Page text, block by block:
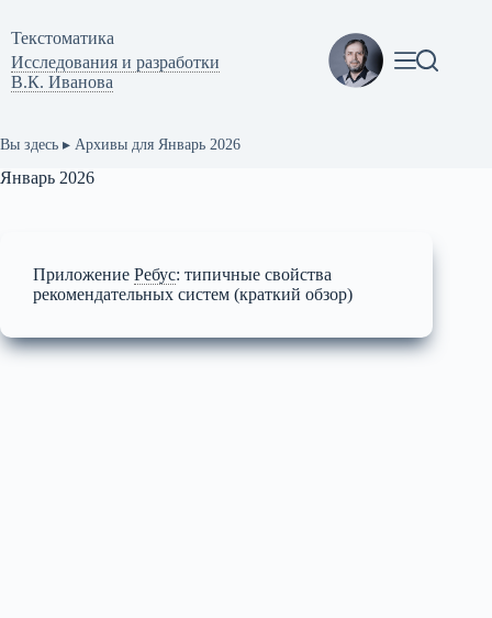
сути
Текстоматикa
Исследования и разработки
В.К. Иванова
Вы здесь ▸ Архивы для Январь 2026
Январь 2026
Приложение Ребус: типичные свойства
рекомендательных систем (краткий обзор)